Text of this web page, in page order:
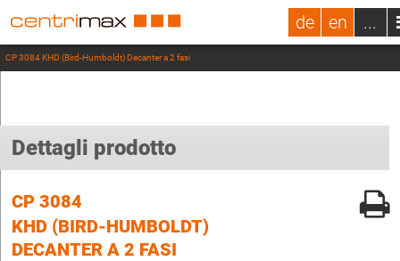
de en ...
CP 3084 KHD (Bird-Humboldt) Decanter a 2 fasi
Dettagli prodotto
CP 3084
KHD (BIRD-HUMBOLDT)
DECANTER A 2 FASI